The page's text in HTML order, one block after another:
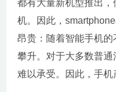
都有大量新机型推出
机。因此，
昂贵：随着智能手机
攀升。对于大多数普
难以承受。因此，手机